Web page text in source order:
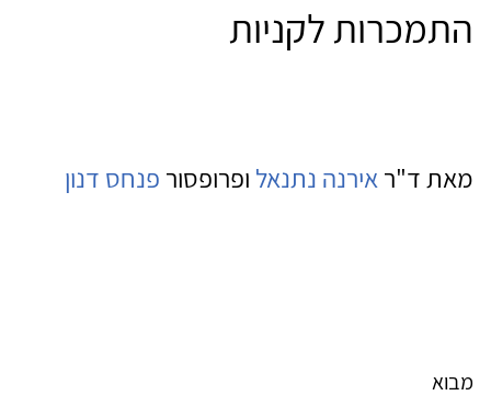
התמכרות לקניות
מאת ד"ראירנה נתנאל ופרופסור פנחס דנון
מבוא